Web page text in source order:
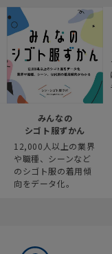
みんなの
シゴト服ずかん
12,000人以上の業界
や職種、シーンなど
のシゴト服の着用傾
向をデータ化。